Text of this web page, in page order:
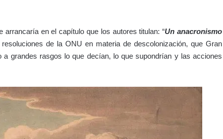
en el capítulo que los autores titulan: “Un anacronismo
de la ONU en materia de descolonización, que Gran
a grandes rasgos lo que decían, lo que supondrían y las acciones